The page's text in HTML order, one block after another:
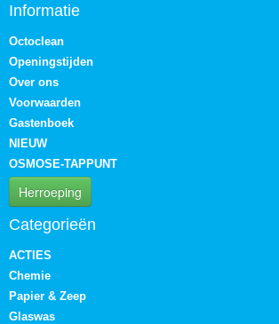
Informatie
Octoclean
Openingstijden
Over ons
Voorwaarden
Gastenboek
NIEUW
OSMOSE-TAPPUNT
Herroeping
Categorieën
ACTIES
Chemie
Papier & Zeep
Glaswas